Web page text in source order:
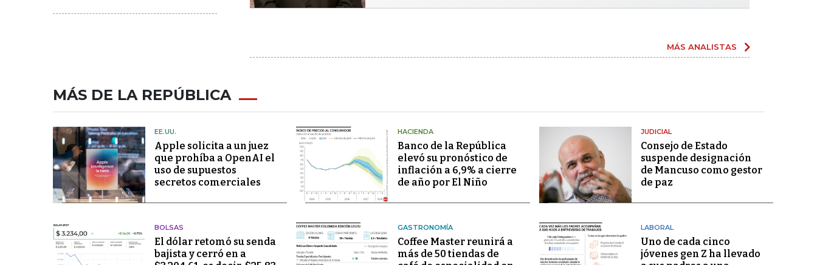
MÁS ANALISTAS
MÁS DE LA REPÚBLICA
EE.UU.
Apple solicita a un juez
que prohíba a OpenAI el
uso de supuestos
secretos comerciales
HACIENDA
Banco de la República
elevó su pronóstico de
inflación a 6,9% a cierre
de año por El Niño
JUDICIAL
Consejo de Estado
suspende designación
de Mancuso como gestor
de paz
BOLSAS
El dólar retomó su senda
bajista y cerró en a
GASTRONOMÍA
Coffee Master reunirá a
más de 50 tiendas de
LABORAL
Uno de cada cinco
jóvenes gen Z ha llevado